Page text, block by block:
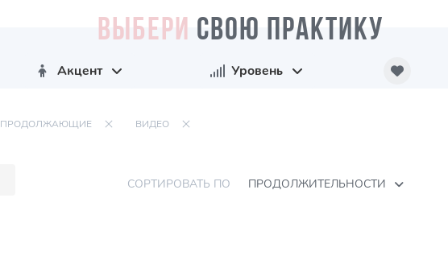
ВЫБЕРИ СВОЮ ПРАКТИКУ
Акцент Уровень
ПРОДОЛЖАЮЩИЕ ВИДЕО
СОРТИРОВАТЬ ПО ПРОДОЛЖИТЕЛЬНОСТИ